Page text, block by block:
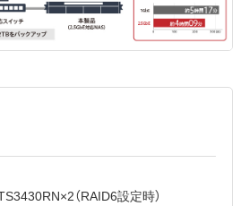
（RAID6設定時）